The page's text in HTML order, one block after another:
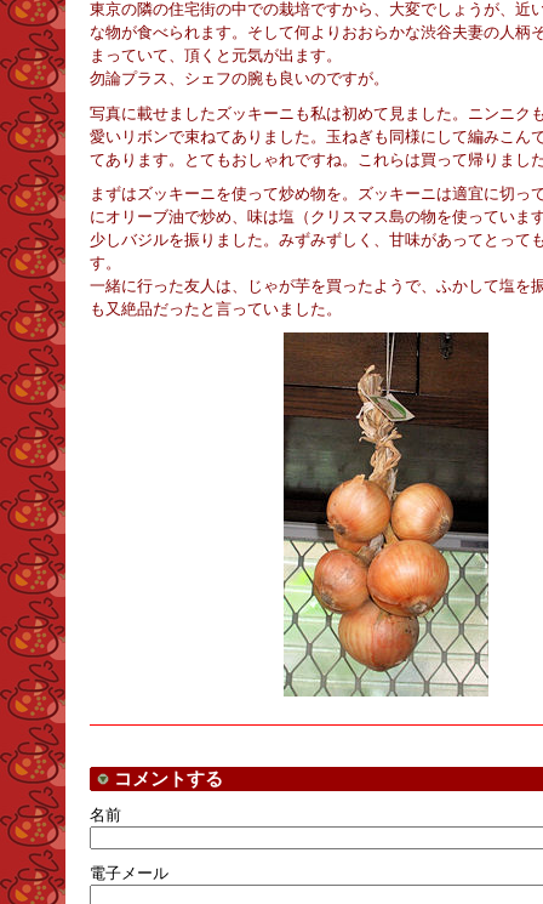
東京の隣の住宅街の中での栽培ですから、大変でしょうが、近
な物が食べられます。そして何よりおおらかな渋谷夫妻の人柄
まっていて、頂くと元気が出ます。
勿論プラス、シェフの腕も良いのですが。
写真に載せましたズッキーニも私は初めて見ました。ニンニク
愛いリボンで束ねてありました。玉ねぎも同様にして編みこん
てあります。とてもおしゃれですね。これらは買って帰りまし
まずはズッキーニを使って炒め物を。 ズッキーニは適宜に切っ
にオリーブ油で炒め、味は塩（クリスマス島の物を使っていま
少しバジルを振りました。みずみずしく、甘味があってとって
す。
一緒に行った友人は、じゃが芋を買ったようで、ふかして塩を
も又絶品だったと言っていました。
コメントする
名前
電子メール